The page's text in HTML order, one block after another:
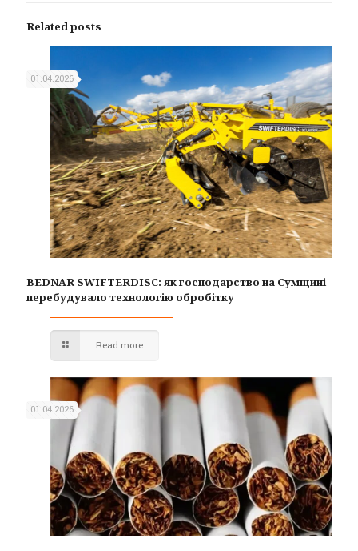
Related posts
01.04.2026
BEDNAR SWIFTERDISC: як господарство на Сумщині
перебудувало технологію обробітку
Read more
01.04.2026